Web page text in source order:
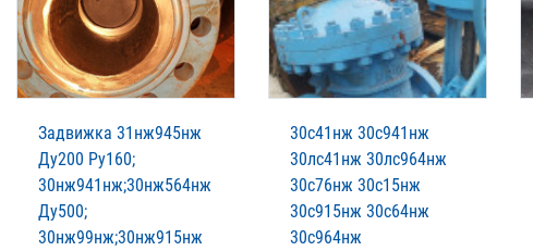
Задвижка 31нж945нж
Ду200 Ру160;
30нж941нж;30нж564нж
Ду500;
30нж99нж;30нж915нж
30с41нж 30с941нж
30лс41нж 30лс964нж
30с76нж 30с15нж
30с915нж 30с64нж
30с964нж